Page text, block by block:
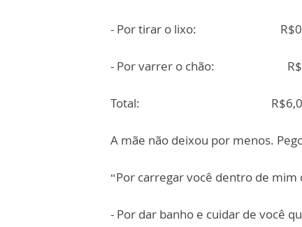
- Por tirar o lixo:
- Por varrer o chão:
Total:
A mãe não deixou por menos.
“Por carregar você dentro de
- Por dar banho e cuidar de